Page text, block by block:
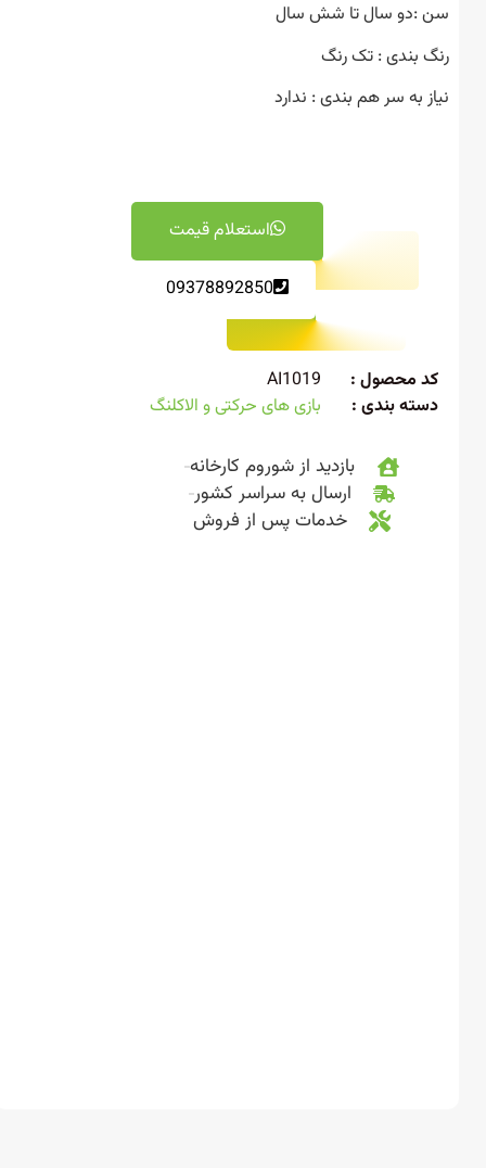
:دو سال تا شش سال
بندی : تک رنگ
به سر هم بندی : ندارد
استعلام قیمت
09378892850
محصول :
AI1019
بندی :
بازی های حرکتی و الاکلنگ
بازدید از شوروم کارخانه
ارسال به سراسر کشور
خدمات پس از فروش